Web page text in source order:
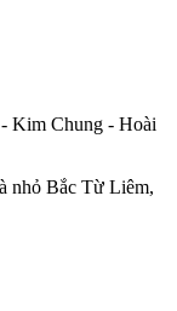
Kim Chung - Hoài
nhỏ Bắc Từ Liêm,